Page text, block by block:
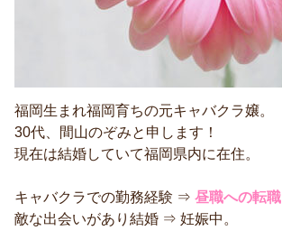
福岡生まれ福岡育ちの元キャバクラ嬢。
30代、間山のぞみと申します！
現在は結婚していて福岡県内に在住。
キャバクラでの勤務経験 ⇒昼職への転職
敵な出会いがあり結婚 ⇒ 妊娠中。